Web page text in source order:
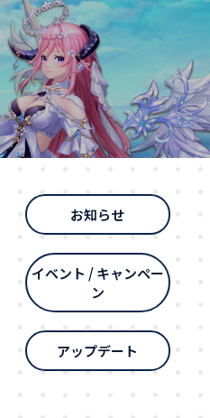
お知らせ
イベント / キャンペー
ン
アップデート